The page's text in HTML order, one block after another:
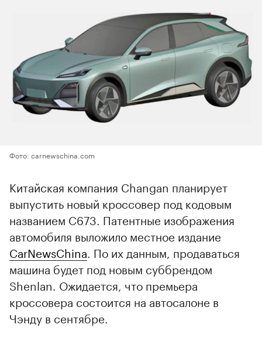
Фото: carnewschina.com
Китайская компания Changan планирует
выпустить новый кроссовер под кодовым
названием C673. Патентные изображения
автомобиля выложило местное издание
CarNewsChina . По их данным, продаваться
машина будет под новым суббрендом
Shenlan. Ожидается, что премьера
кроссовера состоится на автосалоне в
Чэнду в сентябре.